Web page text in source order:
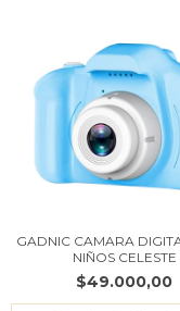
GADNIC CAMARA
NIÑOS CELESTE
$49.000,00